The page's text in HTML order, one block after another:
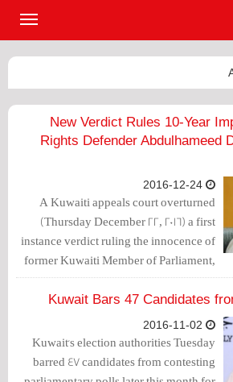
New Verdict Rules 10-Year
Rights Defender Abdulhameed
A Kuwaiti appeals court overturned
(Thursday December 22, 2016) a first
instance verdict ruling the innocence of
former Kuwaiti Member of Parliament,
and prominent human rights activist, Dr.
Abdulhameed Dashti.
Kuwait Bars 47 Candidates
Kuwait's election authorities Tuesday
barred 47 candidates from contesting